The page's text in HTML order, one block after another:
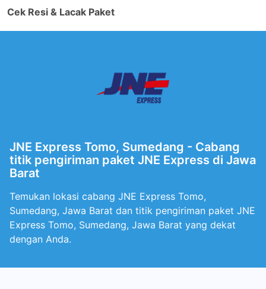
Cek Resi & Lacak Paket
JNE Express Tomo, Sumedang - Cabang
titik pengiriman paket JNE Express di Jawa
Barat
Temukan lokasi cabang JNE Express Tomo,
Sumedang, Jawa Barat dan titik pengiriman paket JNE
Express Tomo, Sumedang, Jawa Barat yang dekat
dengan Anda.